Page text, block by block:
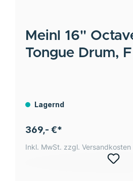
Meinl 16"
Tongue Drum,
Sonic Energy
Lagernd
369,- €*
Inkl. MwSt. zzgl. Versandkosten